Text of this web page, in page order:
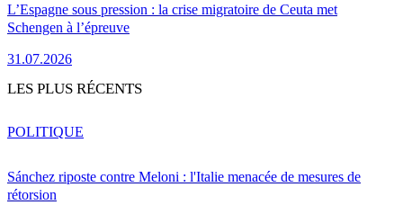
L’Espagne sous pression : la crise migratoire de Ceuta met
Schengen à l’épreuve
31.07.2026
LES PLUS RÉCENTS
Sánchez riposte contre Meloni : l'Italie menacée de mesures de
rétorsion
POLITIQUE